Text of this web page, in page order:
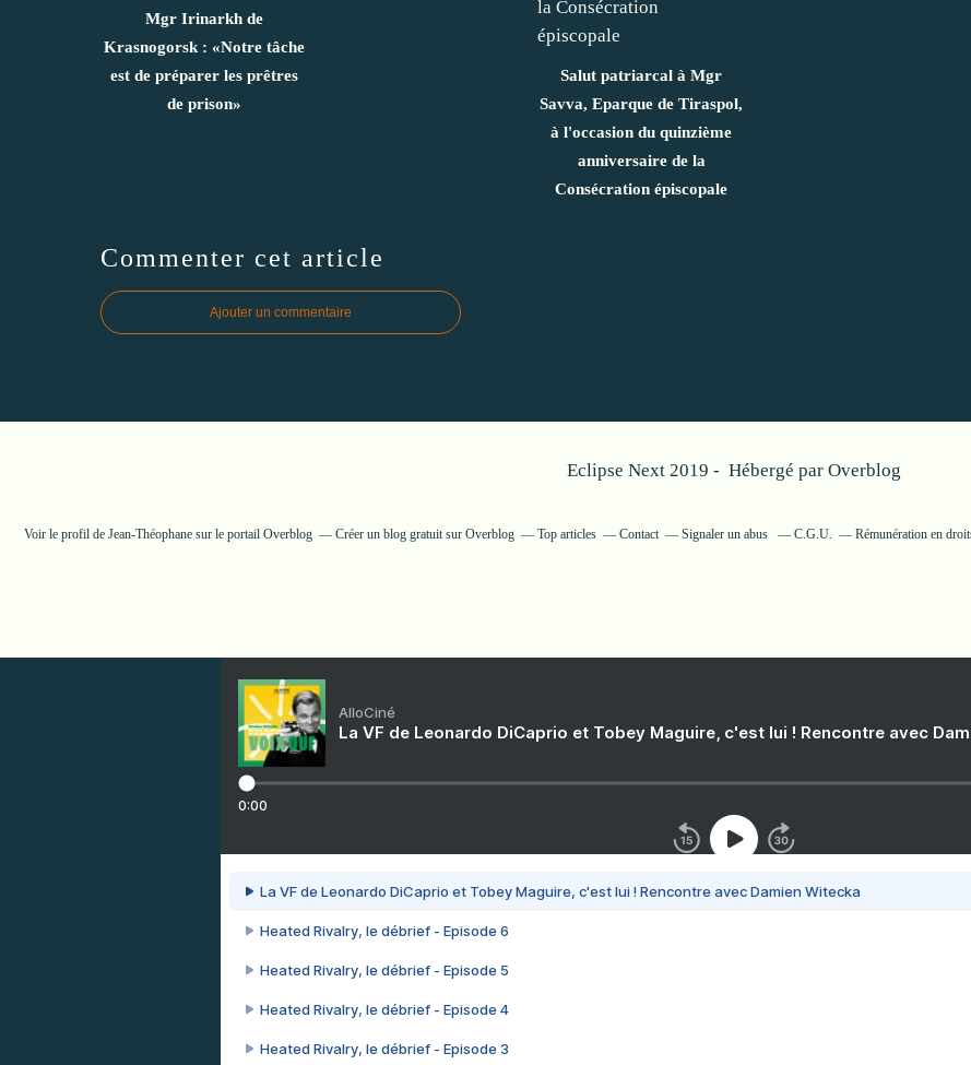
Mgr Irinarkh de
Krasnogorsk : «Notre tâche
est de préparer les prêtres
de prison»
Salut patriarcal à Mgr
Savva, Eparque de Tiraspol,
à l'occasion du quinzième
anniversaire de la
Consécration épiscopale
Commenter cet article
Ajouter un commentaire
Eclipse Next 2019 - Hébergé par Overblog
Voir le profil de Jean-Théophane sur le portail Overblog Créer un blog gratuit sur Overblog Top articles Contact Signaler un abus C.G.U. Rémunération en
AlloCiné
La VF de Leonardo DiCaprio et Tobey Maguire, c'est lui ! Rencontre avec
0:00
La VF de Leonardo DiCaprio et Tobey Maguire, c'est lui ! Rencontre avec Damien Witecka
Heated Rivalry, le débrief - Episode 6
Heated Rivalry, le débrief - Episode 5
Heated Rivalry, le débrief - Episode 4
Heated Rivalry, le débrief - Episode 3